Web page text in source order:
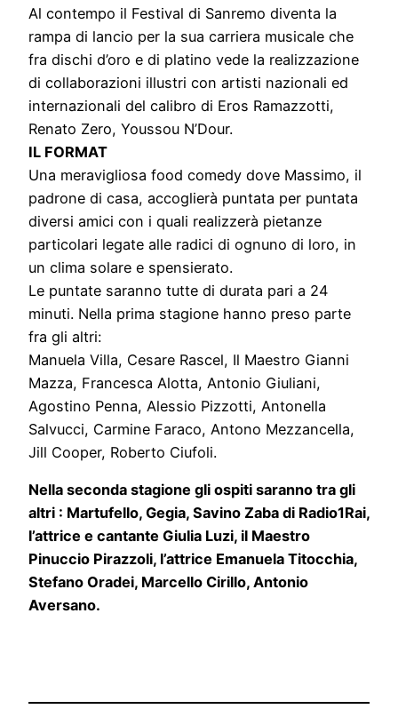
Al contempo il Festival di Sanremo diventa la
rampa di lancio per la sua carriera musicale che
fra dischi d’oro e di platino vede la realizzazione
di collaborazioni illustri con artisti nazionali ed
internazionali del calibro di Eros Ramazzotti,
Renato Zero, Youssou N’Dour.
IL FORMAT
Una meravigliosa food comedy dove Massimo, il
padrone di casa, accoglierà puntata per puntata
diversi amici con i quali realizzerà pietanze
particolari legate alle radici di ognuno di loro, in
un clima solare e spensierato.
Le puntate saranno tutte di durata pari a 24
minuti. Nella prima stagione hanno preso parte
fra gli altri:
Manuela Villa, Cesare Rascel, Il Maestro Gianni
Mazza, Francesca Alotta, Antonio Giuliani,
Agostino Penna, Alessio Pizzotti, Antonella
Salvucci, Carmine Faraco, Antono Mezzancella,
Jill Cooper, Roberto Ciufoli.
Nella seconda stagione gli ospiti saranno tra gli
altri : Martufello, Gegia, Savino Zaba di Radio1Rai,
l’attrice e cantante Giulia Luzi, il Maestro
Pinuccio Pirazzoli, l’attrice Emanuela Titocchia,
Stefano Oradei, Marcello Cirillo, Antonio
Aversano.